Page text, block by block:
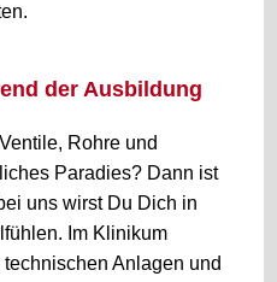
der Ausbildung
Rohre und
Paradies? Dann ist
uns wirst Du Dich in
Im Klinikum
Anlagen und